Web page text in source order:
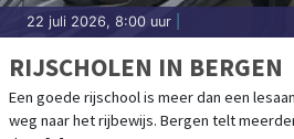
22 juli 2026, 8:00 uur
RIJSCHOLEN IN BERGEN
Een goede rijschool is meer dan een
weg naar het rijbewijs. Bergen telt